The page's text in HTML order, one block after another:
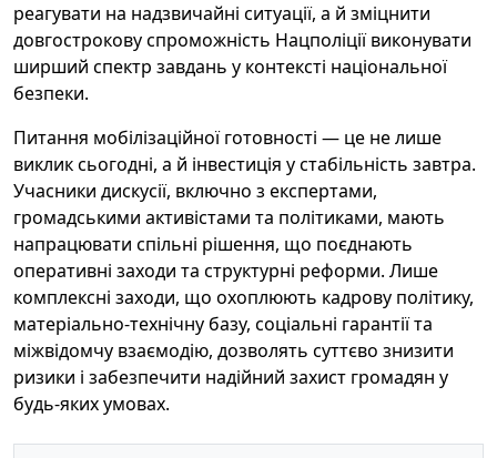
реагувати на надзвичайні ситуації, а й зміцнити
довгострокову спроможність Нацполіції виконувати
ширший спектр завдань у контексті національної
безпеки.
Питання мобілізаційної готовності — це не лише
виклик сьогодні, а й інвестиція у стабільність завтра.
Учасники дискусії, включно з експертами,
громадськими активістами та політиками, мають
напрацювати спільні рішення, що поєднають
оперативні заходи та структурні реформи. Лише
комплексні заходи, що охоплюють кадрову політику,
матеріально-технічну базу, соціальні гарантії та
міжвідомчу взаємодію, дозволять суттєво знизити
ризики і забезпечити надійний захист громадян у
будь-яких умовах.